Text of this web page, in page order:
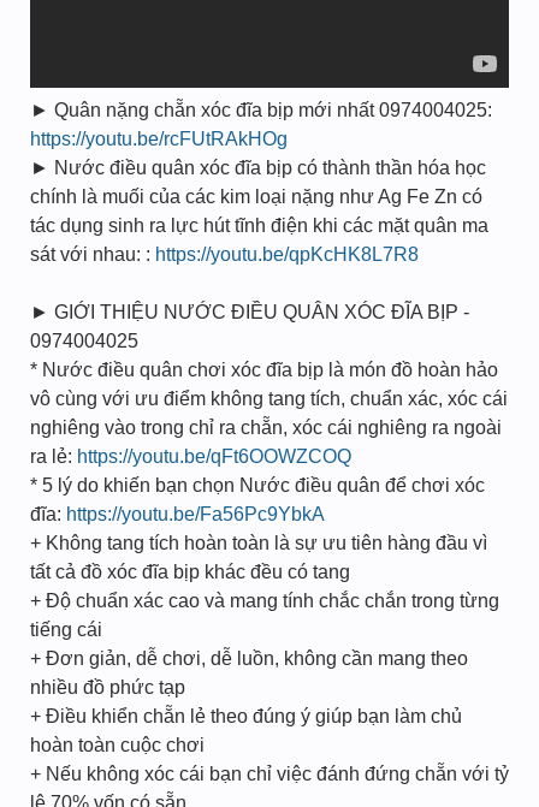
► Quân nặng chẵn xóc đĩa bịp mới nhất 0974004025:
https://youtu.be/rcFUtRAkHOg
► Nước điều quân xóc đĩa bịp có thành thần hóa học
chính là muối của các kim loại nặng như Ag Fe Zn có
tác dụng sinh ra lực hút tĩnh điện khi các mặt quân ma
sát với nhau: : https://youtu.be/qpKcHK8L7R8
► GIỚI THIỆU NƯỚC ĐIỀU QUÂN XÓC ĐĨA BỊP -
0974004025
* Nước điều quân chơi xóc đĩa bịp là món đồ hoàn hảo
vô cùng với ưu điểm không tang tích, chuẩn xác, xóc cái
nghiêng vào trong chỉ ra chẵn, xóc cái nghiêng ra ngoài
ra lẻ: https://youtu.be/qFt6OOWZCOQ
* 5 lý do khiến bạn chọn Nước điều quân để chơi xóc
đĩa: https://youtu.be/Fa56Pc9YbkA
+ Không tang tích hoàn toàn là sự ưu tiên hàng đầu vì
tất cả đồ xóc đĩa bịp khác đều có tang
+ Độ chuẩn xác cao và mang tính chắc chắn trong từng
tiếng cái
+ Đơn giản, dễ chơi, dễ luồn, không cần mang theo
nhiều đồ phức tạp
+ Điều khiển chẵn lẻ theo đúng ý giúp bạn làm chủ
hoàn toàn cuộc chơi
+ Nếu không xóc cái bạn chỉ việc đánh đứng chẵn với tỷ
lệ 70% vốn có sẵn